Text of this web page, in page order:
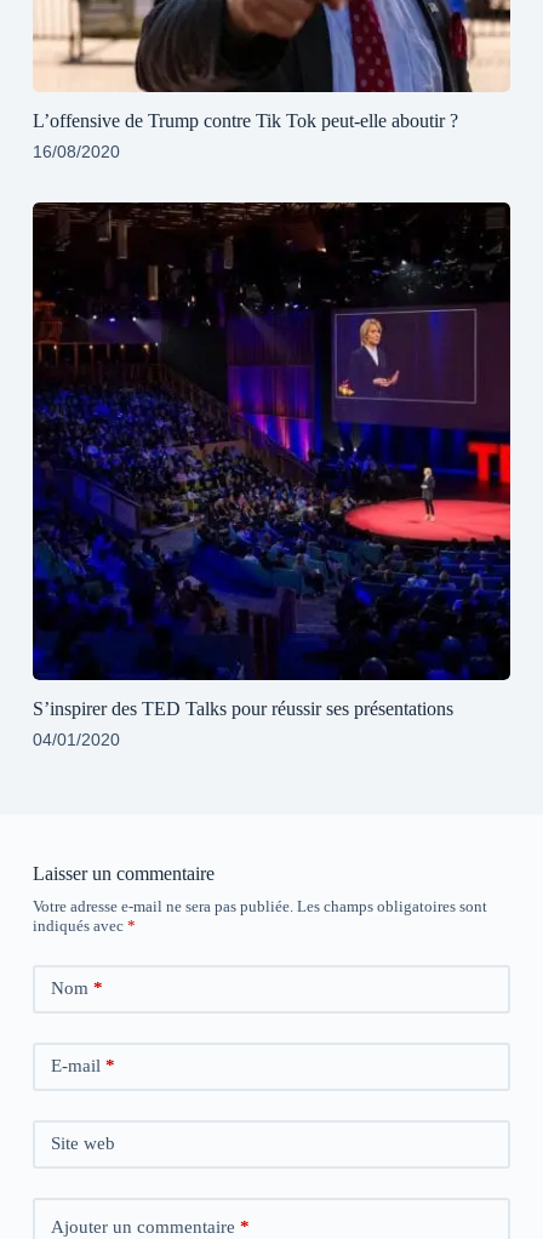
L’offensive de Trump contre Tik Tok peut-elle aboutir ?
16/08/2020
S’inspirer des TED Talks pour réussir ses présentations
04/01/2020
Laisser un commentaire
Votre adresse e-mail ne sera pas publiée. Les champs obligatoires sont
indiqués avec *
Nom*
E-mail*
Site web
Ajouter un commentaire *